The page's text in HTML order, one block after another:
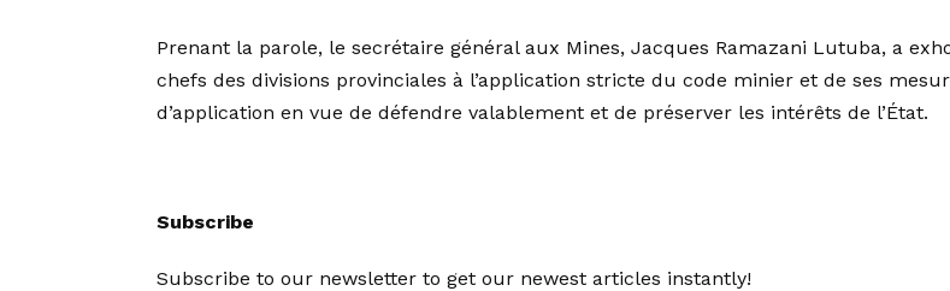
Prenant la parole, le secrétaire général aux Mines, Jacques Ramazani Lutuba, a
chefs des divisions provinciales à l’application stricte du code minier et de ses
d’application en vue de défendre valablement et de préserver les intérêts de l’État.
Subscribe
Subscribe to our newsletter to get our newest articles instantly!